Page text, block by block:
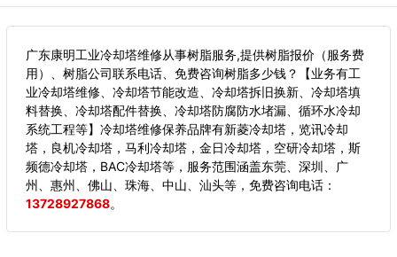
广东康明工业冷却塔维修从事树脂服务,提供树脂报价（服务费
用）、树脂公司联系电话、免费咨询树脂多少钱？【业务有工
业冷却塔维修、冷却塔节能改造、冷却塔拆旧换新、冷却塔填
料替换、冷却塔配件替换、冷却塔防腐防水堵漏、循环水冷却
系统工程等】冷却塔维修保养品牌有新菱冷却塔，览讯冷却
塔，良机冷却塔，马利冷却塔，金日冷却塔，空研冷却塔，斯
频德冷却塔，BAC冷却塔等，服务范围涵盖东莞、深圳、广
州、惠州、佛山、珠海、中山、汕头等， 免费咨询电话：
13728927868。